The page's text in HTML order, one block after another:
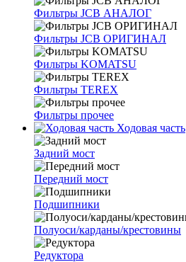
Фильтры JCB АНАЛОГ
Фильтры JCB ОРИГИНАЛ
Фильтры KOMATSU
Фильтры TEREX
Фильтры прочее
Ходовая часть
Задний мост
Передний мост
Подшипники
Полуоси/карданы/крестовины
Редуктора